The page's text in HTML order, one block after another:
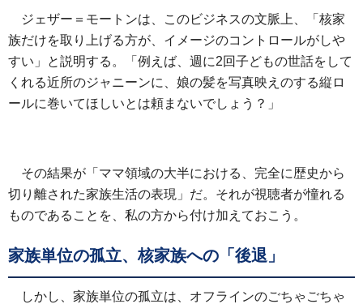
ジェザー＝モートンは、このビジネスの文脈上、「核家
族だけを取り上げる方が、イメージのコントロールがしや
すい」と説明する。「例えば、週に2回子どもの世話をして
くれる近所のジャニーンに、娘の髪を写真映えのする縦ロ
ールに巻いてほしいとは頼まないでしょう？」
その結果が「ママ領域の大半における、完全に歴史から
切り離された家族生活の表現」だ。それが視聴者が憧れる
ものであることを、私の方から付け加えておこう。
家族単位の孤立、核家族への「後退」
しかし、家族単位の孤立は、オフラインのごちゃごちゃ